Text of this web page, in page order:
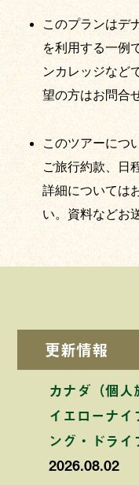
このプランはデ
を利用する一例
ンカレッジなど
望の方はお問合
このツアーにつ
ご旅行約款、日
詳細については
い。資料などお
更新情報
カナダ（個
イエローナイ
ング・ドラ
2026.08.02